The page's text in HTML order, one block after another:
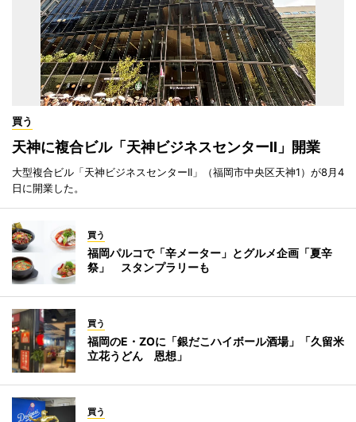
買う
天神に複合ビル「天神ビジネスセンターII」開業
大型複合ビル「天神ビジネスセンターII」（福岡市中央区天神1）が8月4
日に開業した。
買う
福岡パルコで「辛メーター」とグルメ企画「夏辛
祭」 スタンプラリーも
買う
福岡のE・ZOに「銀だこハイボール酒場」「久留米
立花うどん 恩想」
買う